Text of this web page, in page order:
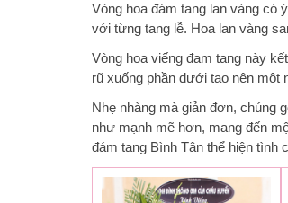
Vòng hoa đám tang lan vàng có
với từng tang lễ. Hoa lan vàng
Vòng hoa viếng đam tang này
rũ xuống phần dưới tạo nên một
Nhẹ nhàng mà giản đơn, chúng
như mạnh mẽ hơn, mang đến
đám tang Bình Tân thể hiện tình